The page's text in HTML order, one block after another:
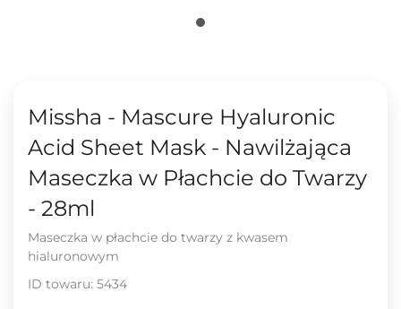
Missha - Mascure Hyaluronic
Acid Sheet Mask - Nawilżająca
Maseczka w Płachcie do Twarzy
- 28ml
Maseczka w płachcie do twarzy z kwasem
hialuronowym
ID towaru: 5434